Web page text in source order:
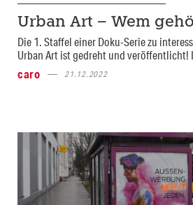
Urban Art – Wem
Die 1. Staffel einer Doku-Serie zu
Urban Art ist gedreht und veröffentlicht!
caro
21.12.2022